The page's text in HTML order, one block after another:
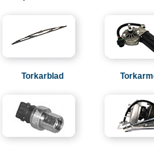
Torkarblad